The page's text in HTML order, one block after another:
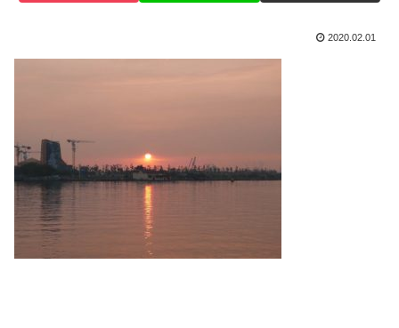
2020.02.01